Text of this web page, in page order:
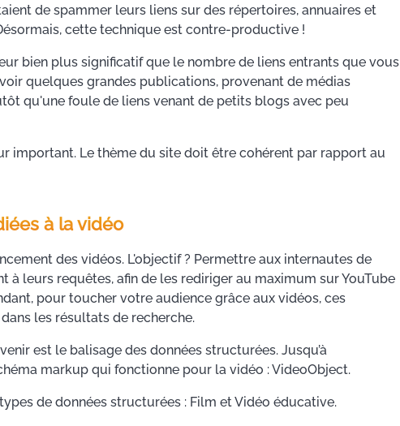
de spammer leurs liens sur des répertoires, annuaires et
cette technique est contre-productive !
bien plus significatif que le nombre de liens entrants que vous
quelques grandes publications, provenant de médias
qu'une foule de liens venant de petits blogs avec peu
important. Le thème du site doit être cohérent par rapport au
à la vidéo
des vidéos. L'objectif ? Permettre aux internautes de
leurs requêtes, afin de les rediriger au maximum sur YouTube
pour toucher votre audience grâce aux vidéos, ces
les résultats de recherche.
est le balisage des données structurées. Jusqu’à
markup qui fonctionne pour la vidéo : VideoObject.
de données structurées : Film et Vidéo éducative.